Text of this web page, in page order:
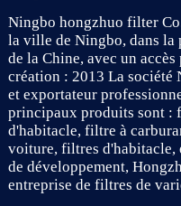
Ningbo hongzhuo filter
la ville de Ningbo, dans
de la Chine, avec un
création : 2013 La société
et exportateur
principaux produits sont :
d'habitacle, filtre à
voiture, filtres d'habitacle,
de développement,
entreprise de filtres de